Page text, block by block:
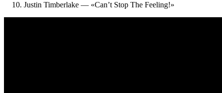
Justin Timberlake — «Can’t Stop The Feeling!»